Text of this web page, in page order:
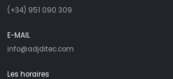
(+34) 951 090 309
E-MAIL
info@adjditec.com
Les horaires